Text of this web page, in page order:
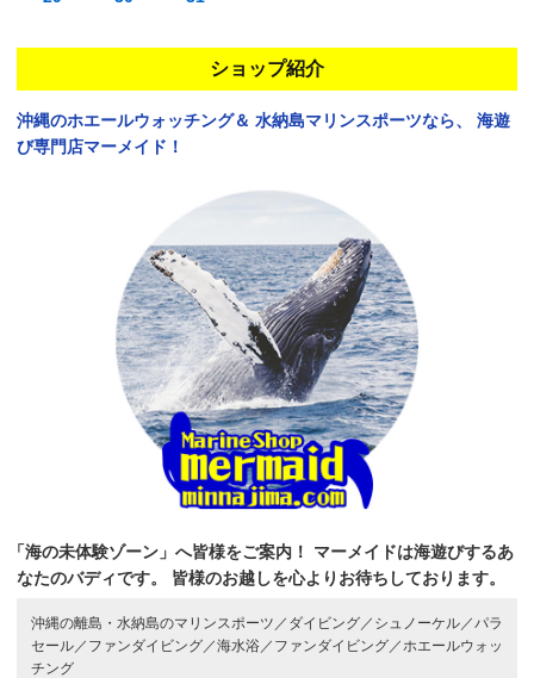
ショップ紹介
沖縄のホエールウォッチング＆ 水納島マリンスポーツなら、
海遊
び専門店マーメイド！
「海の未体験ゾーン」へ皆様をご案内！
マーメイドは海遊びするあ
なたのバディです。
皆様のお越しを心よりお待ちしております。
沖縄の離島・水納島のマリンスポーツ／ ダイビング／ シュノーケル／ パラ
セール／ ファンダイビング／海水浴／ ファンダイビング／ ホエールウォッ
チング